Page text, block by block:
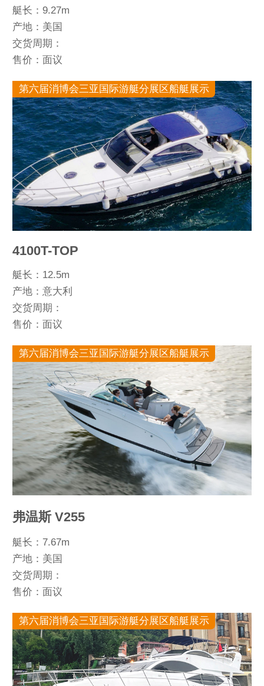
艇长：9.27m
产地：美国
交货周期：
售价：面议
第六届消博会三亚国际游艇分展区船艇展示
4100T-TOP
艇长：12.5m
产地：意大利
交货周期：
售价：面议
第六届消博会三亚国际游艇分展区船艇展示
弗温斯 V255
艇长：7.67m
产地：美国
交货周期：
售价：面议
第六届消博会三亚国际游艇分展区船艇展示